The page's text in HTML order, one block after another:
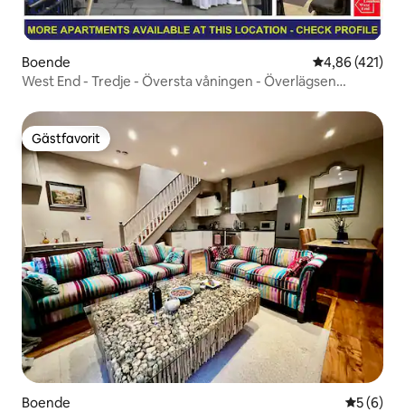
Boende 4,86 av 5 i
4,86 (421)
West End - Tredje - Översta våningen - Överlägsen
Gästfavorit
Gästfavorit
Boende 5 av 5 i
5 (6)